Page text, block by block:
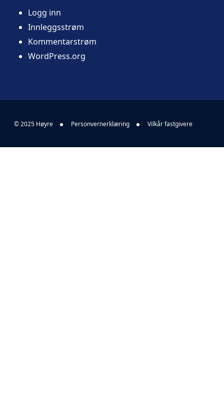
Logg inn
Innleggsstrøm
Kommentarstrøm
WordPress.org
© 2025 Høyre Personvernerklæring Vilkår fastgivere